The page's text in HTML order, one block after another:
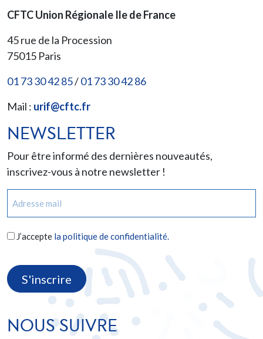
CFTC Union Régionale Ile de France
45 rue de la Procession
75015 Paris
01 73 30 42 85/01 73 30 42 86
Mail : urif@cftc.fr
NEWSLETTER
Pour être informé des dernières nouveautés,
inscrivez-vous à notre newsletter !
mail
RGPD
J’accepte la politique de confidentialité.
NOUS SUIVRE